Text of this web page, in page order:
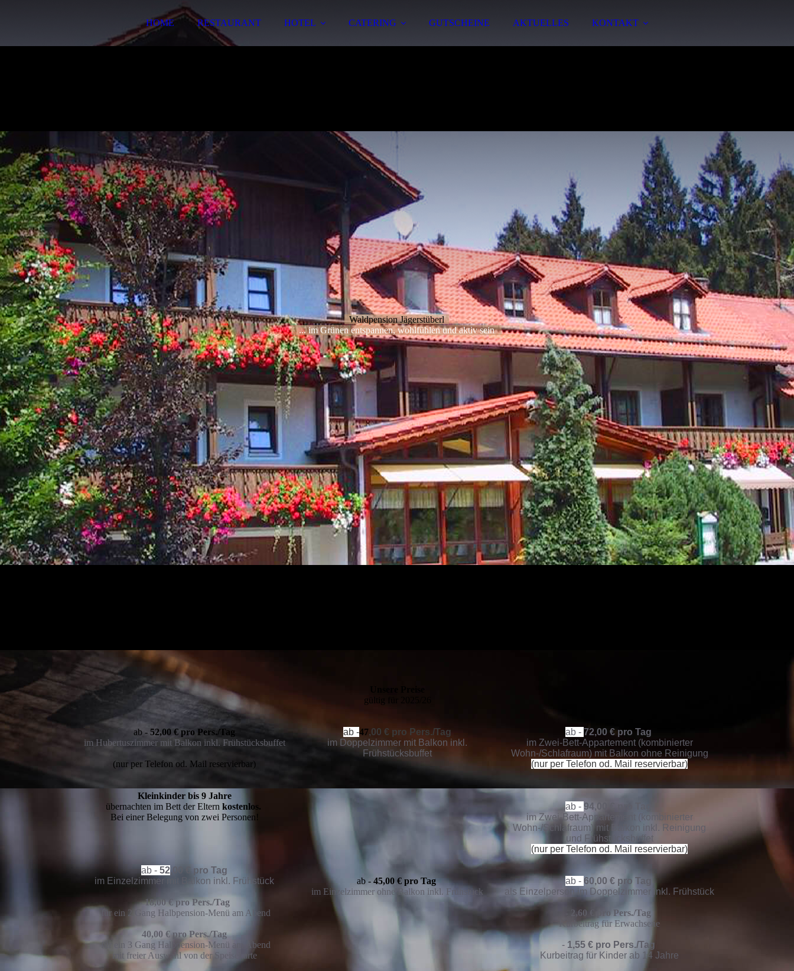
HOME RESTAURANT HOTEL CATERING GUTSCHEINE AKTUELLES KONTAKT
Waldpension Jägerstüberl
... im Grünen entspannen, wohlfühlen und aktiv sein
gültig für 2025/26
ab -52,00 € pro Pers./Tag
im Hubertuszimmer mit Balkon inkl. Frühstücksbuffet
(nur per Telefon od. Mail reservierbar)
Kleinkinder bis 9 Jahre
übernachten im Bett der Eltern kostenlos.
Bei einer Belegung von zwei Personen!
ab -52,00 € pro Tag
im Einzelzimmer mit Balkon inkl. Frühstück
-18,00 € pro Pers./Tag
für ein 2 Gang Halbpension-Menü am Abend
40,00 € pro Pers./Tag
für ein 3 Gang Halbpension-Menü am Abend
mit freier Auswahl von der Speisekarte
ab -47,00 € pro Pers./Tag
im Doppelzimmer mit Balkon inkl.
Frühstücksbuffet
ab - 45,00 € pro Tag
im Einzelzimmer ohne Balkon inkl. Frühstück
ab - 72,00 € pro Tag
im Zwei-Bett-Appartement (kombinierter
Wohn-/Schlafraum) mit Balkon ohne Reinigung
(nur per Telefon od. Mail reservierbar)
ab - 94,00 € pro Tag
im Zwei-Bett-Appartement (kombinierter
Wohn-/Schlafraum) mit Balkon inkl. Reinigung
und Frühstücksbuffet
(nur per Telefon od. Mail reservierbar)
ab - 60,00 € pro Tag
als Einzelperson im Doppelzimmer inkl. Frühstück
2,60 € pro Pers./Tag
Kurbeitrag für Erwachsene
- 1,55 € pro Pers./Tag
Kurbeitrag für Kinder ab 14 Jahre